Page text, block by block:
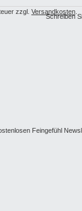
Schreiben
Feingefühl
zzgl. Versandkosten